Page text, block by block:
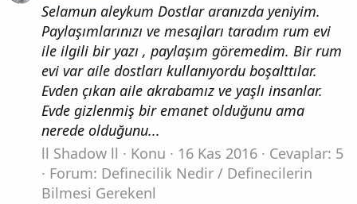
Selamun aleykum Dostlar aranızda yeniyim.
Paylaşımlarınızı ve mesajları taradım rum evi
ile ilgili bir yazı , paylaşım göremedim. Bir rum
evi var aile dostları kullanıyordu boşalttılar.
Evden çıkan aile akrabamız ve yaşlı insanlar.
Evde gizlenmiş bir emanet olduğunu ama
nerede olduğunu...
ll Shadow ll
Konu 16 Kas 2016
Cevaplar: 5
Forum: Definecilik Nedir / Definecilerin
Bilmesi Gerekenl